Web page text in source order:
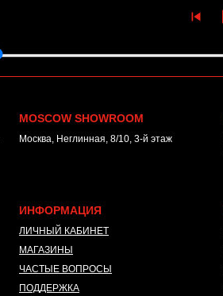
MOSCOW SHOWROOM
Москва, Неглинная, 8/10, 3-й этаж
ЛИЧНЫЙ КАБИНЕТ
МАГАЗИНЫ
ЧАСТЫЕ ВОПРОСЫ
ПОДДЕРЖКА
ИНФОРМАЦИЯ